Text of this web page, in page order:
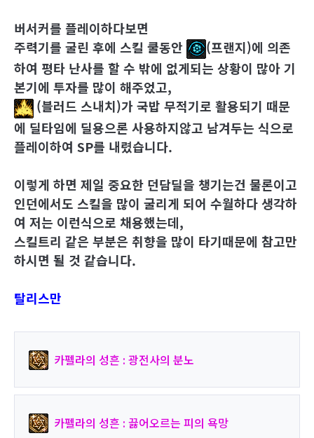
버서커를 플레이하다보면
주력기를 굴린 후에 스킬 쿨동안
(프랜지)에 의존
하여 평타 난사를 할 수 밖에 없게되는 상황이 많아 기
본기에 투자를 많이 해주었고,
(블러드 스내치)가 국밥 무적기로 활용되기 때문
에 딜타임에 딜용으론 사용하지않고 남겨두는 식으로
플레이하여 SP를 내렸습니다.
이렇게 하면 제일 중요한 던담딜을 챙기는건 물론이고
인던에서도 스킬을 많이 굴리게 되어 수월하다 생각하
여 저는 이런식으로 채용했는데,
스킬트리 같은 부분은 취향을 많이 타기때문에 참고만
하시면 될 것 같습니다.
탈리스만
카펠라의 성흔 : 광전사의 분노
카펠라의 성흔 : 끓어오르는 피의 욕망